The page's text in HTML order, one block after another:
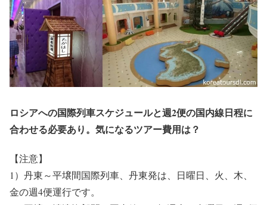
ロシアへの国際列車スケジュールと週2便の国内線日程に
合わせる必要あり。気になるツアー費用は？
【注意】
1）丹東～平壌間国際列車、丹東発は、日曜日、火、木、
金の週4便運行です。